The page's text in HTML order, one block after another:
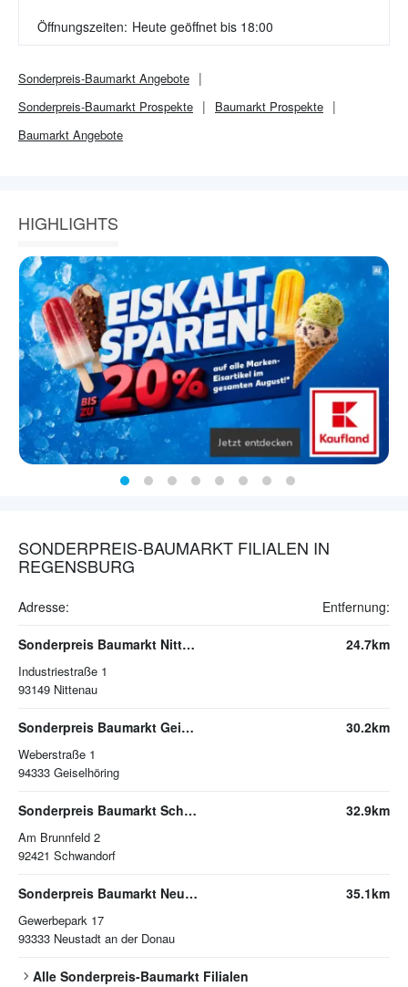
Öffnungszeiten: Heute geöffnet bis 18:00
Sonderpreis-Baumarkt Angebote
Sonderpreis-Baumarkt Prospekte Baumarkt Prospekte
Baumarkt Angebote
HIGHLIGHTS
SONDERPREIS-BAUMARKT FILIALEN IN
REGENSBURG
Adresse: Entfernung:
Sonderpreis Baumarkt Nittenau
Industriestraße 1
93149 Nittenau
24.7km
Sonderpreis Baumarkt Geiselhöring
Weberstraße 1
94333 Geiselhöring
30.2km
Sonderpreis Baumarkt Schwandorf
Am Brunnfeld 2
92421 Schwandorf
32.9km
Sonderpreis Baumarkt Neustadt an der Donau
Gewerbepark 17
93333 Neustadt an der Donau
35.1km
Alle Sonderpreis-Baumarkt Filialen